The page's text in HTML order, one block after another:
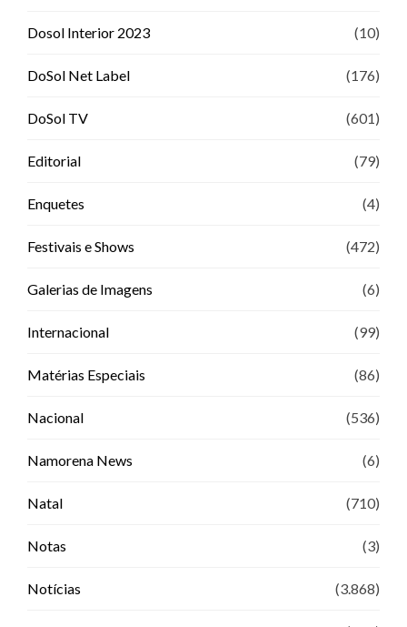
Dosol Interior 2023 (10)
DoSol Net Label (176)
DoSol TV (601)
Editorial (79)
Enquetes (4)
Festivais e Shows (472)
Galerias de Imagens (6)
Internacional (99)
Matérias Especiais (86)
Nacional (536)
Namorena News (6)
Natal (710)
Notas (3)
Notícias (3.868)